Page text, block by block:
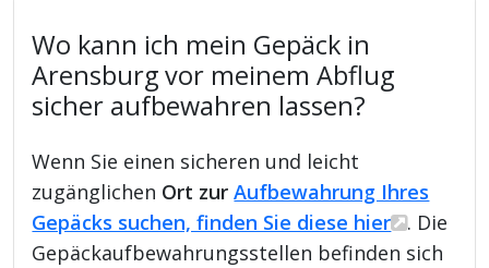
Wo kann ich mein Gepäck in
Arensburg vor meinem Abflug
sicher aufbewahren lassen?
Wenn Sie einen sicheren und leicht
zugänglichen Ort zurAufbewahrung Ihres
Gepäcks suchen, finden Sie diese hier
. Die
Gepäckaufbewahrungsstellen befinden sich